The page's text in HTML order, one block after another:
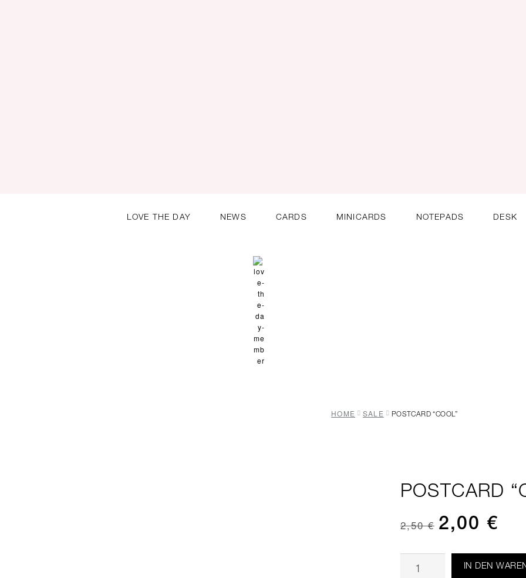
LOVE THE DAY NEWS CARDS MINICARDS NOTEPADS DESK
HOME SALE POSTCARD “COOL”
POSTCARD
2,50€ 2,00 €
IN DEN